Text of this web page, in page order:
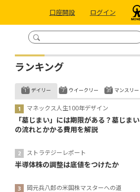
口座開設 ログイン
ランキング
デイリー
マネックス人生100年デザイン
「墓じまい」には期限がある？墓じまい
の流れとかかる費用を解説
ストラテジーレポート
半導体株の調整は底値をつけたか
岡元兵八郎の米国株マスターへの道
ウイークリー マンスリー